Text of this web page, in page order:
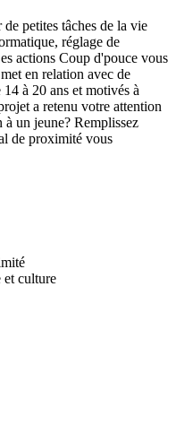
petites tâches de la vie
réglage de
actions Coup d'pouce vous
en relation avec de
à 20 ans et motivés à
a retenu votre attention
à un jeune? Remplissez
de proximité vous
et culture